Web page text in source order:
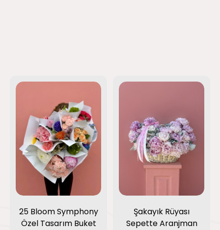
25 Bloom Symphony
Özel Tasarım Buket
Şakayık Rüyası
Sepette Aranjman